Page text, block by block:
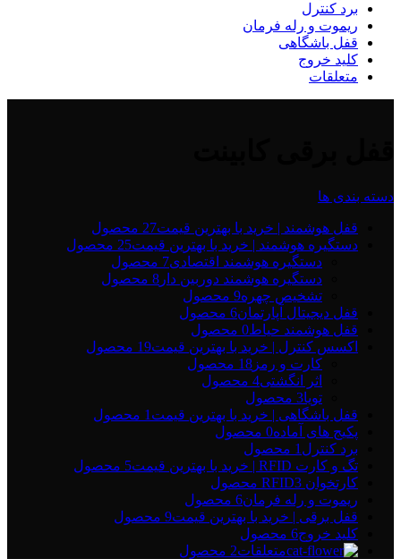
برد کنترل
ریموت و رله فرمان
قفل باشگاهی
کلید خروج
متعلقات
دسته بندی ها
قفل هوشمند | خرید با بهترین قیمت27 محصول
دستگیره هوشمند | خرید با بهترین قیمت25 محصول
دستگیره هوشمند اقتصادی7 محصول
دستگیره هوشمند دوربین دار 8 محصول
تشخیص چهره9 محصول
قفل دیجیتال آپارتمان6 محصول
قفل هوشمند حیاط0 محصول
اکسس کنترل | خرید با بهترین قیمت19 محصول
کارت و رمز 18 محصول
اثر انگشتی4 محصول
تویا3 محصول
قفل باشگاهی | خرید با بهترین قیمت 1 محصول
پکیج های آماده0 محصول
برد کنترل 1 محصول
تگ و کارت RFID | خرید با بهترین قیمت
5 محصول
کارتخوان RFID 3 محصول
ریموت و رله فرمان6 محصول
قفل برقی | خرید با بهترین قیمت9 محصول
کلید خروج6 محصول
متعلقات2 محصول